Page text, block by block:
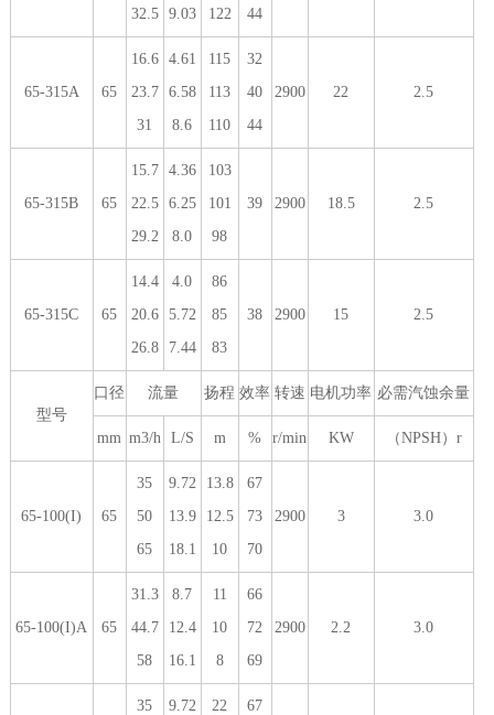
32.5
9.03
122
44
65-315A 65
16.6
23.7
31
4.61
6.58
8.6
115
113
110
32
40
44
2900 22 2.5
65-315B 65
15.7
22.5
29.2
4.36
6.25
8.0
103
101
98
39 2900 18.5 2.5
65-315C 65
14.4
20.6
26.8
4.0
5.72
7.44
86
85
83
38 2900 15 2.5
型号
口径 流量 扬程 效率 转速 电机功率 必需汽蚀余量
mm m3/h L/S m % r/min KW （NPSH）r
65-100(I) 65
35
50
65
9.72
13.9
18.1
13.8
12.5
10
67
73
70
2900 3 3.0
65-100(I)A 65
31.3
44.7
58
8.7
12.4
16.1
11
10
8
66
72
69
2900 2.2 3.0
35
9.72
22
67